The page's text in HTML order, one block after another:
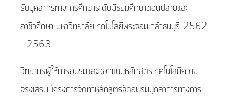
รับบุคลากรทางการศึกษาระดับมัธยมศึกษาตอนปลายและ
อาชีวศึกษา มหาวิทยาลัยเทคโนโลยีพระจอมเกล้าธนบุรี 2562
– 2563
วิทยากรผู้ให้การอบรมและออกแบบหลักสูตรเทคโนโลยีความ
จริงเสริม โครงการจัดทาหลักสูตรจัดอบรมบุคลาการทางการ